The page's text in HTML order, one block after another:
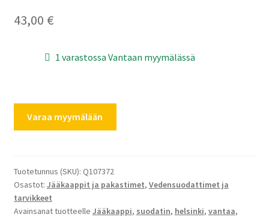
43,00 €
1 varastossa Vantaan myymälässä
määrä
Varaa myymälään
Tuotetunnus (SKU): Q107372
Osastot: Jääkaappit ja pakastimet, Vedensuodattimet ja
tarvikkeet
Avainsanat tuotteelle Jääkaappi, suodatin, helsinki, vantaa,